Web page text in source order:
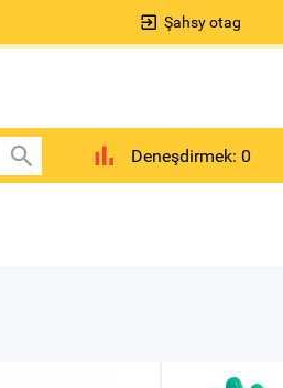
Şahsy otag
Deneşdirmek: 0